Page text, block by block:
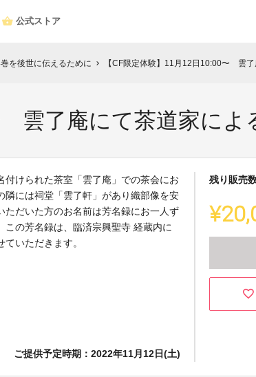
公式ストア
を後世に伝えるために chevron_right 【CF限定体験】11月12日10:00〜 雲
雲了庵にて茶道家によ
付けられた茶室「雲了庵」での茶会にお
隣には祠堂「雲了軒」があり織部像を安
ただいた方のお名前は芳名録にお一人ず
この芳名録は、臨済宗興聖寺 経蔵内に
いただきます。
ご提供予定時期：2022年11月12日(土)
残り販売